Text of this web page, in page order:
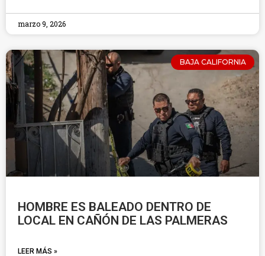
marzo 9, 2026
BAJA CALIFORNIA
HOMBRE ES BALEADO DENTRO DE
LOCAL EN CAÑÓN DE LAS PALMERAS
LEER MÁS »